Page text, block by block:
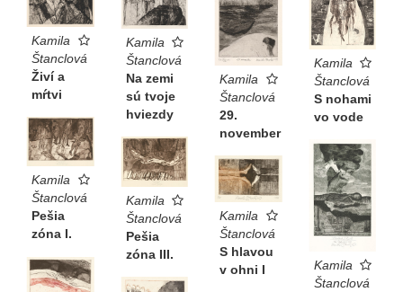
Kamila
Štanclová
Živí a
mŕtvi
Kamila
Štanclová
Na zemi
sú tvoje
hviezdy
Kamila
Štanclová
29.
november
Kamila
Štanclová
S nohami
vo vode
Kamila
Štanclová
Pešia
zóna I.
Kamila
Štanclová
Pešia
zóna III.
Kamila
Štanclová
Kamila
Štanclová
S hlavou
v ohni I